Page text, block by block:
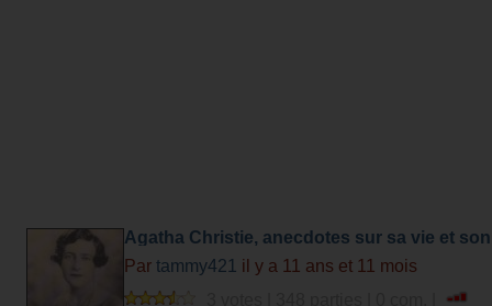
Agatha Christie, anecdotes sur sa vie et
Par tammy421 il y a 11 ans et 11 mois